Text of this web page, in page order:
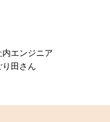
内エンジニア
り田さん